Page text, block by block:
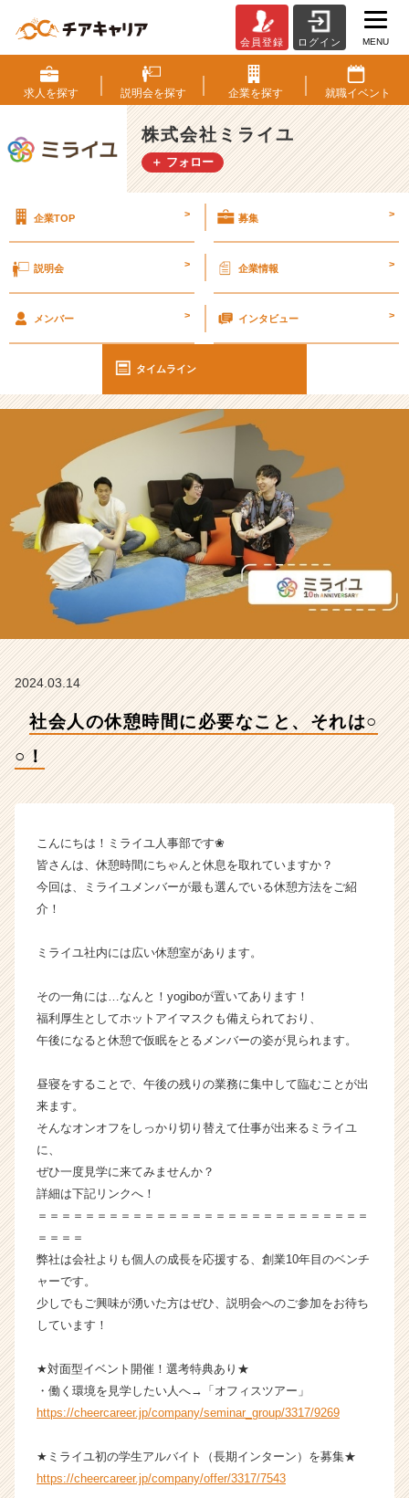
会
人
の
休
憩
時
要
と、
○
○！
【株
式
ラ
イ
ユ
イ
ラ
ベ
ン
長
業
か
カ
届
く
活
イ
ア
キ
ャ
ア
C
a
r
会員登録 ログイン MENU
求人を探す 説明会を探す 企業を探す 就職イベント
株式会社ミライユ
＋ フォロー
企業TOP > 募集 >
説明会 > 企業情報 >
メンバー > インタビュー >
タイムライン
2024.03.14
社会人の休憩時間に必要なこと、それは○
○！
こんにちは！ミライユ人事部です❀
皆さんは、休憩時間にちゃんと休息を取れていますか？
今回は、ミライユメンバーが最も選んでいる休憩方法をご紹
介！
ミライユ社内には広い休憩室があります。
その一角には…なんと！yogiboが置いてあります！
福利厚生としてホットアイマスクも備えられており、
午後になると休憩で仮眠をとるメンバーの姿が見られます。
昼寝をすることで、午後の残りの業務に集中して臨むことが出
来ます。
そんなオンオフをしっかり切り替えて仕事が出来るミライユ
に、
ぜひ一度見学に来てみませんか？
詳細は下記リンクへ！
＝＝＝＝＝＝＝＝＝＝＝＝＝＝＝＝＝＝＝＝＝＝＝＝＝＝＝＝
＝＝＝＝
弊社は会社よりも個人の成長を応援する、創業10年目のベンチ
ャーです。
少しでもご興味が湧いた方はぜひ、説明会へのご参加をお待ち
しています！
★対面型イベント開催！選考特典あり★
・働く環境を見学したい人へ→「オフィスツアー」
https://cheercareer.jp/company/seminar_group/3317/9269
★ミライユ初の学生アルバイト（長期インターン）を募集★
https://cheercareer.jp/company/offer/3317/7543